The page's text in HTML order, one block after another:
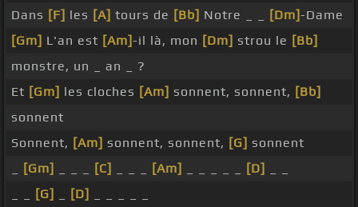
Dans [F] les [A] tours de [Bb] Notre _ _ [Dm]-Dame
[Gm] L'an est [Am]-il là, mon [Dm] strou le [Bb]
monstre, un _ an _ ?
Et [Gm] les cloches [Am] sonnent, sonnent, [Bb]
sonnent
Sonnent, [Am] sonnent, sonnent, [G] sonnent
[Gm] [C] [Am] [D]
[G] [D]